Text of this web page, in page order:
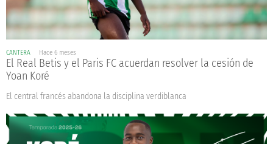
CANTERA Hace 6 meses
El Real Betis y el Paris FC acuerdan resolver la cesión de
Yoan Koré
El central francés abandona la disciplina verdiblanca